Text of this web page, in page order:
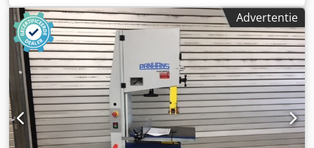
tafel: kantelbaar Dwsdszrpxkopfx Ahnoa mobiel
motorvermogen kW: 2,2 wieldiameter mm: 600 lengte
zaagblad mm: 4550 snijhoogte ca. mm: 560
afzuigaansluiting mm: 85 benodigde ruimte ca. L x B x H
mm: 1200x600x2200 gewicht ca. kg: 280 totaal opgenomen
vermogen ca. kW: 2,2 Opslaglocatie 97447 Gerolzhofen,
gratis te laden, niet verpakt Overdracht in de huidige
staat, zoals bezichtigd, zonder garantie en
aansprakelijkheid.
Advertentie